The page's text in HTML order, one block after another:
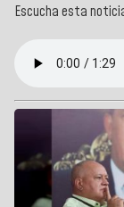
Escucha esta